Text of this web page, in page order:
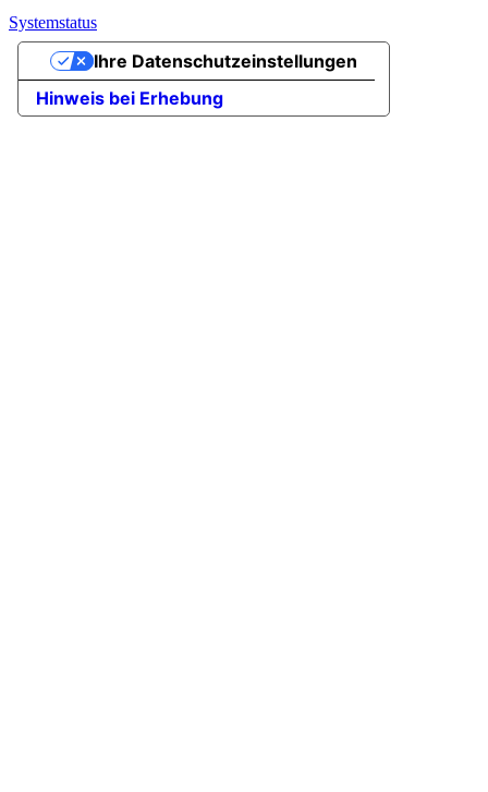
Systemstatus
Hinweis bei Erhebung
Ihre Datenschutzeinstellungen